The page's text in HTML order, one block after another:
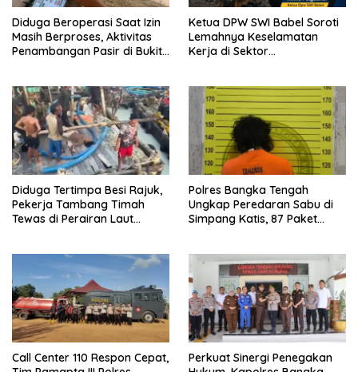
Diduga Beroperasi Saat Izin
Masih Berproses, Aktivitas
Penambangan Pasir di Bukit
Ketua DPW SWI Babel Soroti
Lemahnya Keselamatan
Kerja di Sektor
Diduga Tertimpa Besi Rajuk,
Pekerja Tambang Timah
Tewas di Perairan Laut
Polres Bangka Tengah
Ungkap Peredaran Sabu di
Simpang Katis, 87 Paket
Call Center 110 Respon Cepat,
Perkuat Sinergi Penegakan